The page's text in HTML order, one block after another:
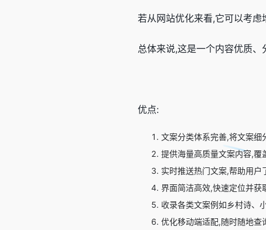
若从网站优化来看,它可以考
总体来说,这是一个内容优质
优点:
文案分类体系完善,将文案细
提供海量高质量文案内容,覆
实时推送热门文案,帮助用户
界面简洁高效,快速定位并获
收录各类文案例如乡村诗、
优化移动端适配,随时随地查